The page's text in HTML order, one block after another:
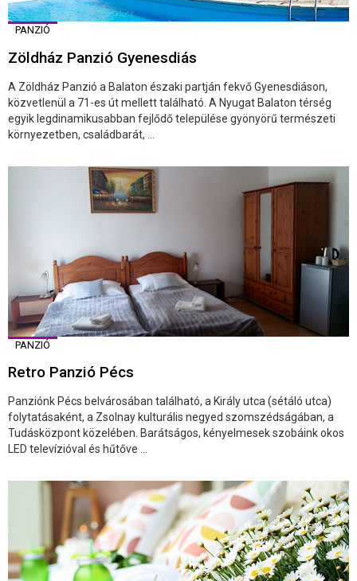
PANZIÓ
Zöldház Panzió Gyenesdiás
A Zöldház Panzió a Balaton északi partján fekvő Gyenesdiáson,
közvetlenül a 71-es út mellett található. A Nyugat Balaton térség
egyik legdinamikusabban fejlődő települése gyönyörű természeti
környezetben, családbarát, ...
PANZIÓ
Retro Panzió Pécs
Panziónk Pécs belvárosában található, a Király utca (sétáló utca)
folytatásaként, a Zsolnay kulturális negyed szomszédságában, a
Tudásközpont közelében. Barátságos, kényelmesek szobáink okos
LED televízióval és hűtőve ...